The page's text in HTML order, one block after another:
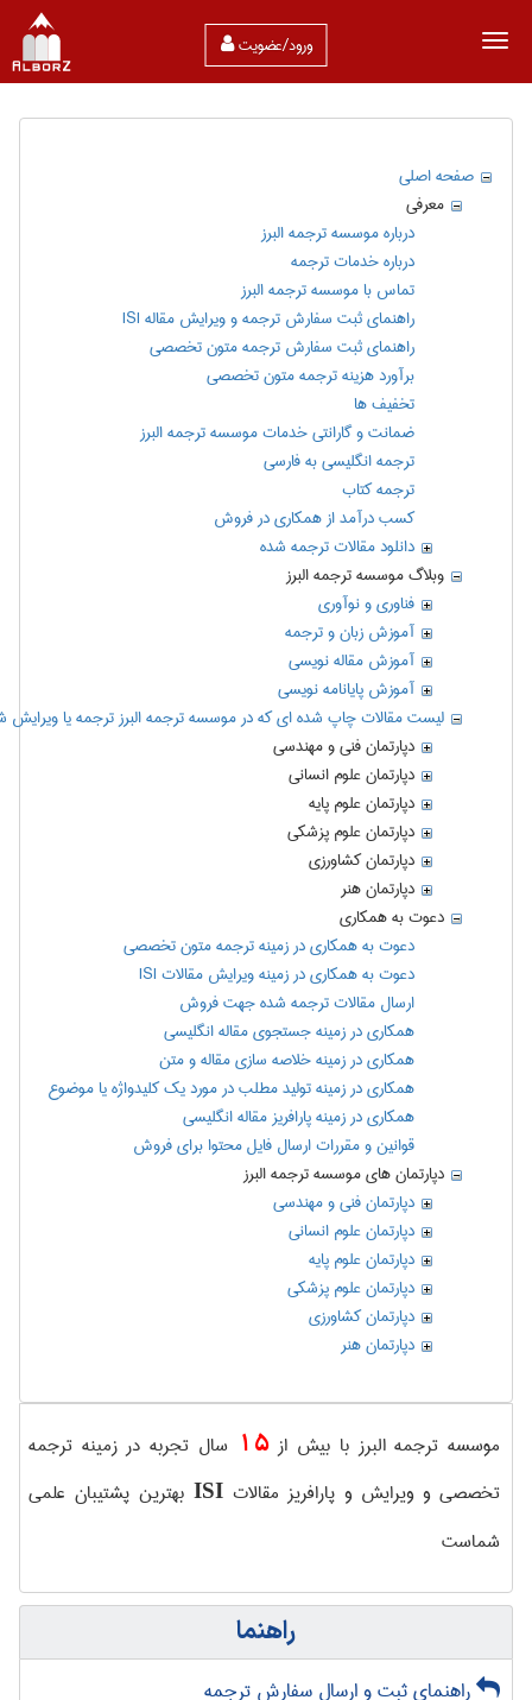
ورود/عضویت
صفحه اصلی
معرفی
درباره موسسه ترجمه البرز
درباره خدمات ترجمه
تماس با موسسه ترجمه البرز
راهنماي ثبت سفارش ترجمه و ویرایش مقاله ISI
راهنماي ثبت سفارش ترجمه متون تخصصی
برآورد هزينه ترجمه متون تخصصی
تخفیف ها
ضمانت و گارانتی خدمات موسسه ترجمه البرز
ترجمه انگلیسی به فارسی
ترجمه کتاب
کسب درآمد از همکاری در فروش
دانلود مقالات ترجمه شده
وبلاگ موسسه ترجمه البرز
فناوری و نوآوری
آموزش زبان و ترجمه
آموزش مقاله نویسی
آموزش پایانامه نویسی
لیست مقالات چاپ شده ای که در موسسه ترجمه البرز ترجمه یا ویرایش
دپارتمان فنی و مهندسی
دپارتمان علوم انسانی
دپارتمان علوم پايه
دپارتمان علوم پزشكی
دپارتمان کشاورزی
دپارتمان هنر
دعوت به همکاری
دعوت به همكاری در زمينه ترجمه متون تخصصی
دعوت به همكاری در زمینه ویرایش مقالات ISI
ارسال مقالات ترجمه شده جهت فروش
همکاری در زمینه جستجوی مقاله انگلیسی
همکاری در زمینه خلاصه سازی مقاله و متن
همکاری در زمینه تولید مطلب در مورد یک کلیدواژه یا موضوع
همکاری در زمینه پارافریز مقاله انگلیسی
قوانین و مقررات ارسال فایل محتوا برای فروش
دپارتمان های موسسه ترجمه البرز
دپارتمان فنی و مهندسی
دپارتمان علوم انسانی
دپارتمان علوم پايه
دپارتمان علوم پزشكی
دپارتمان کشاورزی
دپارتمان هنر
موسسه ترجمه البرز با بیش از15 سال تجربه در زمینه ترجمه
تخصصی و ویرایش و پارافریز مقالاتISI بهترین پشتیبان علمی
شماست
راهنما
راهنمای ثبت و ارسال سفارش ترجمه